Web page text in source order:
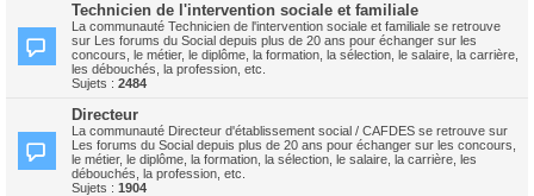
Technicien de l'intervention sociale et familiale
La communauté Technicien de l'intervention sociale et familiale se retrouve
sur Les forums du Social depuis plus de 20 ans pour échanger sur les
concours, le métier, le diplôme, la formation, la sélection, le salaire, la carrière,
les débouchés, la profession, etc.
Sujets : 2484
Directeur
La communauté Directeur d'établissement social / CAFDES se retrouve sur
Les forums du Social depuis plus de 20 ans pour échanger sur les concours,
le métier, le diplôme, la formation, la sélection, le salaire, la carrière, les
débouchés, la profession, etc.
Sujets : 1904